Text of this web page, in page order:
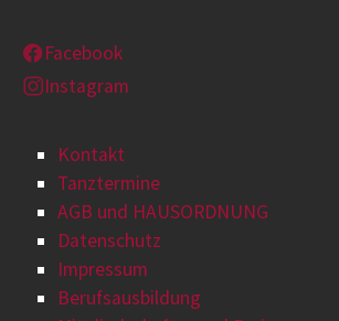
Facebook
Instagram
Kontakt
Tanztermine
AGB und HAUSORDNUNG
Datenschutz
Impressum
Berufsausbildung